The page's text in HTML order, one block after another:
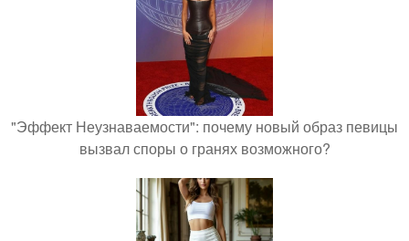
"Эффект Неузнаваемости": почему новый образ певицы
вызвал споры о гранях возможного?